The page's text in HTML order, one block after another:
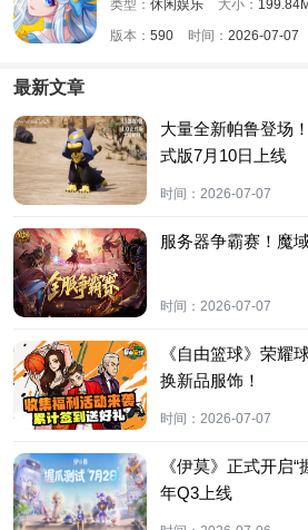
类型： 休闲娱乐 大小：
版本： 590 时间： 2026-07-07
最新文章
大量全新帕鲁登场
式版7月10日上线
时间： 2026-07-07
服务器争霸赛！魔
时间： 2026-07-07
《自由篮球》荣耀
换新品服饰！
时间： 2026-07-07
《伊莫》正式开启
年Q3上线